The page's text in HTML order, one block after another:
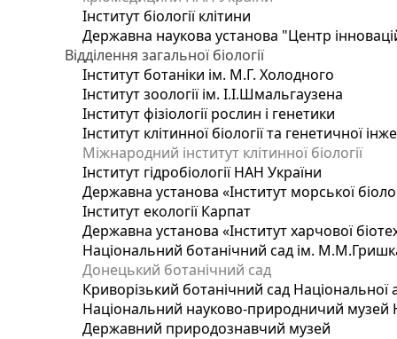
Інститут біології клітини
Державна наукова установа "Центр
Відділення загальної біології
Інститут ботаніки ім. М.Г. Холодного
Інститут зоології ім. І.І.Шмальгаузена
Інститут фізіології рослин і генетики
Інститут клітинної біології та генетичної
Міжнародний інститут клітинної біології
Інститут гідробіології НАН України
Державна установа «Інститут морської
Інститут екології Карпат
Державна установа «Інститут харчової
Національний ботанічний сад ім.
Донецький ботанічний сад
Криворізький ботанічний сад Національної
Національний науково-природничий музей
Державний природознавчий музей